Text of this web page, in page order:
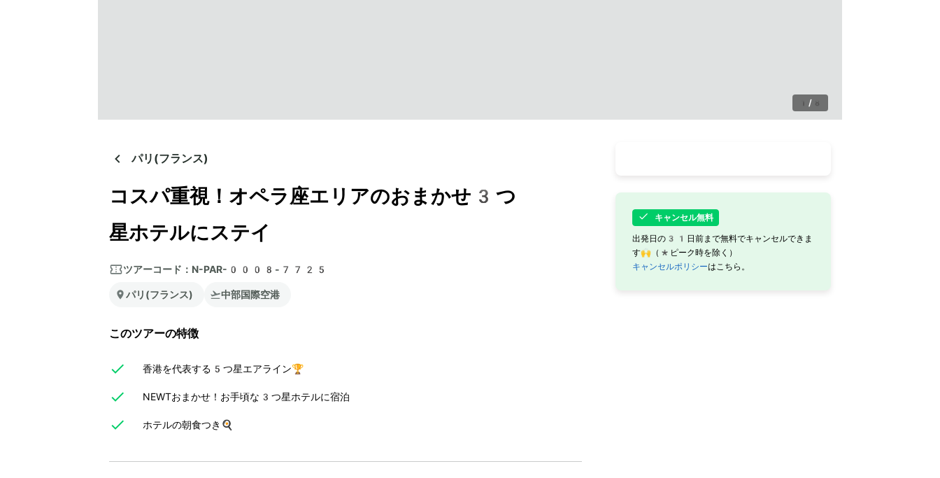
1 / 8
パリ(フランス)
コスパ重視！オペラ座エリアのおまかせ3つ
星ホテルにステイ
ツアーコード： N-PAR-0008-7725
パリ(フランス) 中部国際空港
このツアーの特徴
香港を代表する5つ星エアライン🏆
NEWTおまかせ！お手頃な3つ星ホテルに宿泊
ホテルの朝食つき🍳
キャンセル無料
出発日の31日前まで無料でキャンセルできま
す🙌（*ピーク時を除く）
キャンセルポリシーはこちら。